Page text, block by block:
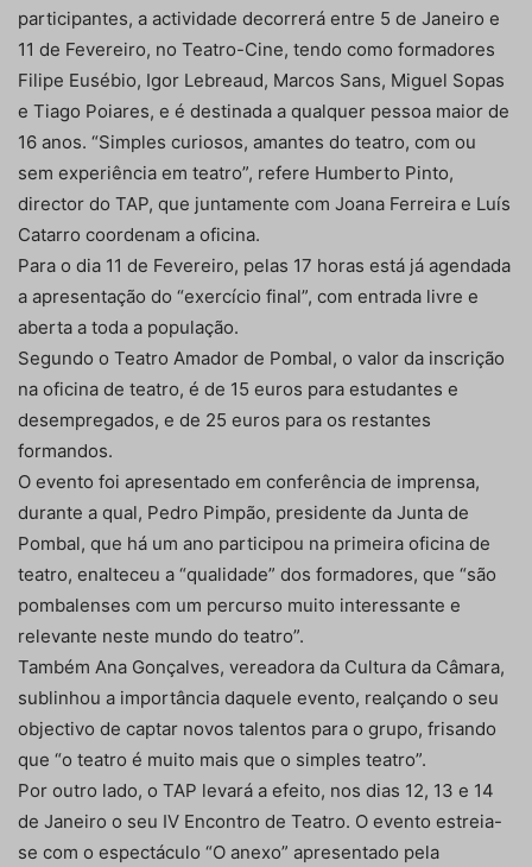
participantes, a actividade decorrerá entre 5 de Janeiro e
11 de Fevereiro, no Teatro-Cine, tendo como formadores
Filipe Eusébio, Igor Lebreaud, Marcos Sans, Miguel Sopas
e Tiago Poiares, e é destinada a qualquer pessoa maior de
16 anos. “Simples curiosos, amantes do teatro, com ou
sem experiência em teatro”, refere Humberto Pinto,
director do TAP, que juntamente com Joana Ferreira e Luís
Catarro coordenam a oficina.
Para o dia 11 de Fevereiro, pelas 17 horas está já agendada
a apresentação do “exercício final”, com entrada livre e
aberta a toda a população.
Segundo o Teatro Amador de Pombal, o valor da inscrição
na oficina de teatro, é de 15 euros para estudantes e
desempregados, e de 25 euros para os restantes
formandos.
O evento foi apresentado em conferência de imprensa,
durante a qual, Pedro Pimpão, presidente da Junta de
Pombal, que há um ano participou na primeira oficina de
teatro, enalteceu a “qualidade” dos formadores, que “são
pombalenses com um percurso muito interessante e
relevante neste mundo do teatro”.
Também Ana Gonçalves, vereadora da Cultura da Câmara,
sublinhou a importância daquele evento, realçando o seu
objectivo de captar novos talentos para o grupo, frisando
que “o teatro é muito mais que o simples teatro”.
Por outro lado, o TAP levará a efeito, nos dias 12, 13 e 14
de Janeiro o seu IV Encontro de Teatro. O evento estreia-
se com o espectáculo “O anexo” apresentado pela